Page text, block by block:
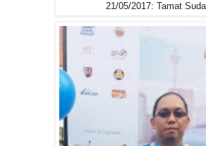
21/05/2017: Tamat